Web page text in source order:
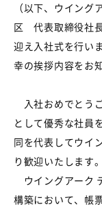
（以下、ウイン
区 代表取締役社
迎え入社式を行い
幸の挨拶内容をお
入社おめでとう
として優秀な社員
同を代表してウイ
り歓迎いたします。
ウイングアーク
構築において、帳